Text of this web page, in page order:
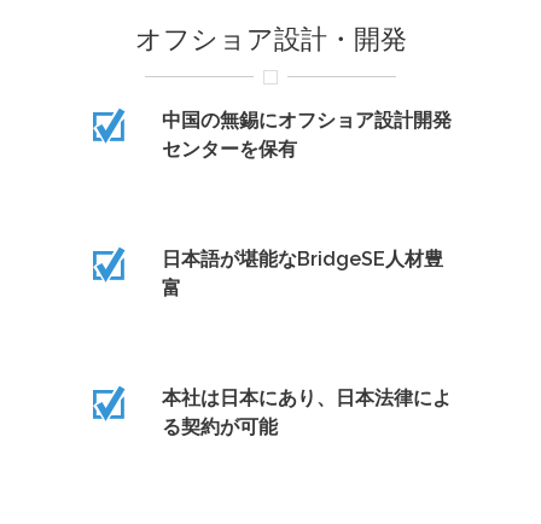
オフショア設計・開発
中国の無錫にオフショア設計開発
センターを保有
日本語が堪能なBridgeSE人材豊
富
本社は日本にあり、日本法律によ
る契約が可能